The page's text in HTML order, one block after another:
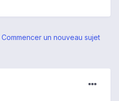
Commencer un nouveau sujet